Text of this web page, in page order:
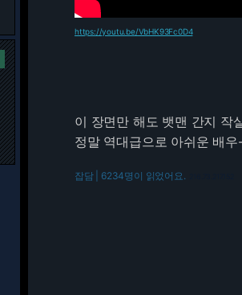
https://youtu.be/VbHK93Fc0D4
이 장면만 해도 뱃맨 간지 작
정말 역대급으로 아쉬운 배
잡담 | 6234명이 읽었어요.